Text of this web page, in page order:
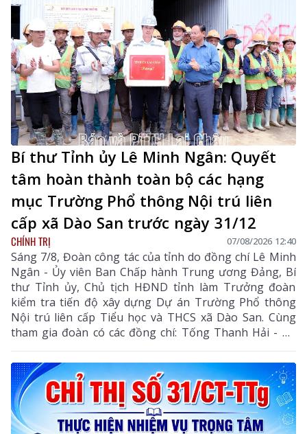
Bí thư Tỉnh ủy Lê Minh Ngân: Quyết
tâm hoàn thành toàn bộ các hạng
mục Trường Phổ thông Nội trú liên
cấp xã Dào San trước ngày 31/12
CHÍNH TRỊ 07/08/2026 12:40
Sáng 7/8, Đoàn công tác của tỉnh do đồng chí Lê Minh
Ngân - Ủy viên Ban Chấp hành Trung ương Đảng, Bí
thư Tỉnh ủy, Chủ tịch HĐND tỉnh làm Trưởng đoàn
kiểm tra tiến độ xây dựng Dự án Trường Phổ thông
Nội trú liên cấp Tiểu học và THCS xã Dào San. Cùng
tham gia đoàn có các đồng chí: Tống Thanh Hải - Uỷ
viên Ban Thường vụ Tỉnh ủy, Phó Chủ tịch Thường
trực UBND tỉnh; Lê Đức Dục - Ủy viên Ban Thường vụ,
Trưởng Ban Tuyên giáo và Dân vận Tỉnh ủy; lãnh đạo
một số sở, ngành liên quan và xã Dào San.